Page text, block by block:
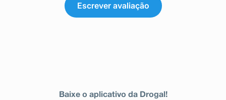
Escrever avaliação
Baixe o aplicativo da Drogal!